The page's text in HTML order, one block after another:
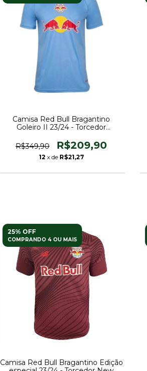
Camisa Red Bull Bragantino
Goleiro II 23/24 - Torcedor
R$349,90
R$209,90
12 x de R$21,27
25% OFF
COMPRANDO 4 OU MAIS
Camisa Red Bull Bragantino Edição